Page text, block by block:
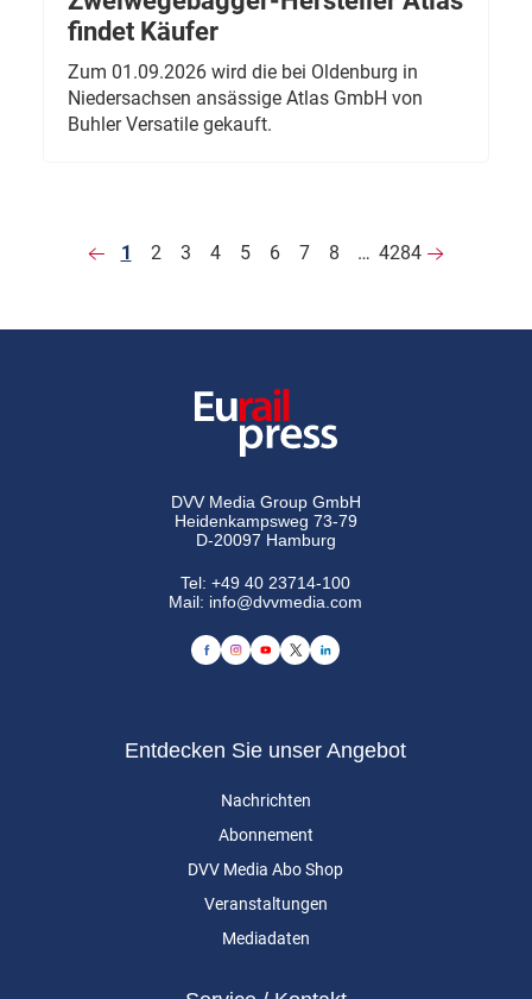
findet Käufer
Zum 01.09.2026 wird die bei Oldenburg in
Niedersachsen ansässige Atlas GmbH von
Buhler Versatile gekauft.
1 2 3 4 5 6 7 8 … 4284
DVV Media Group GmbH
Heidenkampsweg 73-79
D-20097 Hamburg
Tel:+49 40 23714-100
Mail: info@dvvmedia.com
Entdecken Sie unser Angebot
Nachrichten
Abonnement
DVV Media Abo Shop
Veranstaltungen
Mediadaten